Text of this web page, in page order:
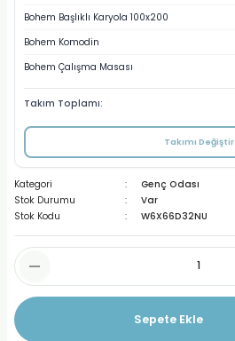
Bohem Başlıklı Karyola 100x200
Bohem Komodin
Bohem Çalışma Masası
Takım Toplamı:
Takımı Değiştir
Kategori
Genç Odası
Stok Durumu
Var
Stok Kodu
W6X66D32NU
Sepete Ekle